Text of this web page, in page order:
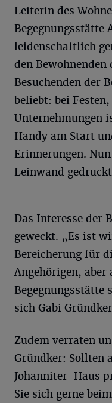
Leiterin des
Begegnungsstätte
leidenschaftlich
den Bewohnenden
Besuchenden der
beliebt: bei
Unternehmungen
Handy am Start
Erinnerungen.
Leinwand
Das Interesse der
geweckt. „Es ist
Bereicherung für
Angehörigen, aber
Begegnungsstätte
sich Gabi
Zudem verraten
Gründker: Sollten
Johanniter-Haus
Sie sich gerne